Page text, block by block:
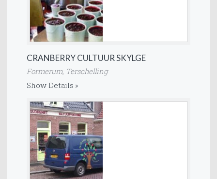
CRANBERRY CULTUUR SKYLGE
Formerum, Terschelling
Show Details